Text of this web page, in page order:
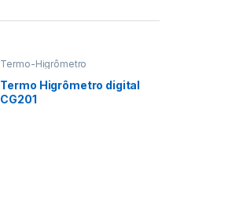
Termo-Higrômetro
Termo Higrômetro digital
CG201